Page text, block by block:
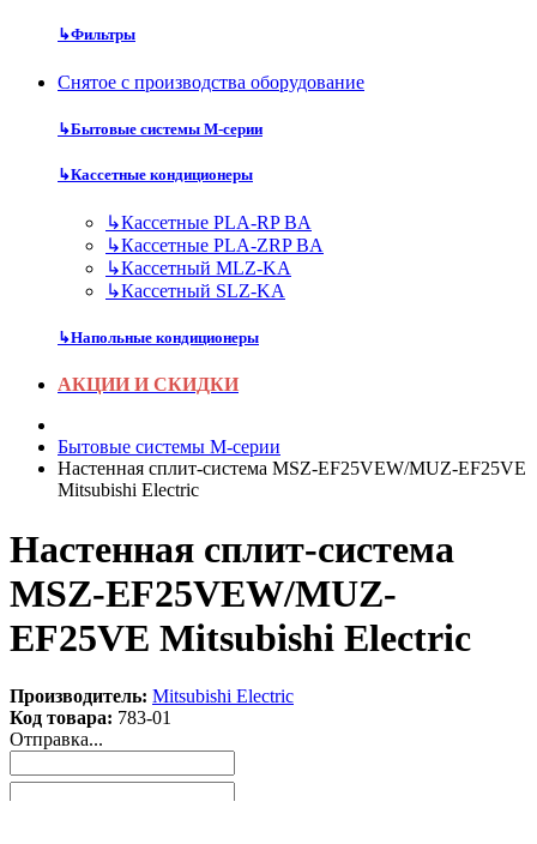
↳Фильтры
Снятое с производства оборудование
↳Бытовые системы M-серии
↳Кассетные кондиционеры
↳Кассетные PLA-RP BA
↳Кассетные PLA-ZRP BA
↳Кассетный MLZ-KA
↳Кассетный SLZ-KA
↳Напольные кондиционеры
АКЦИИ И СКИДКИ
Бытовые системы M-серии
Настенная сплит-система MSZ-EF25VEW/MUZ-EF25VE
Mitsubishi Electric
Настенная сплит-система
MSZ-EF25VEW/MUZ-
EF25VE Mitsubishi Electric
Производитель: Mitsubishi Electric
Код товара: 783-01
Отправка...